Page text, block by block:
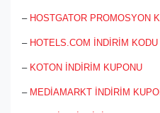
– HOSTGATOR PROMOSYON
– HOTELS.COM İNDİRİM KODU
– KOTON İNDİRİM KUPONU
– MEDİAMARKT İNDİRİM